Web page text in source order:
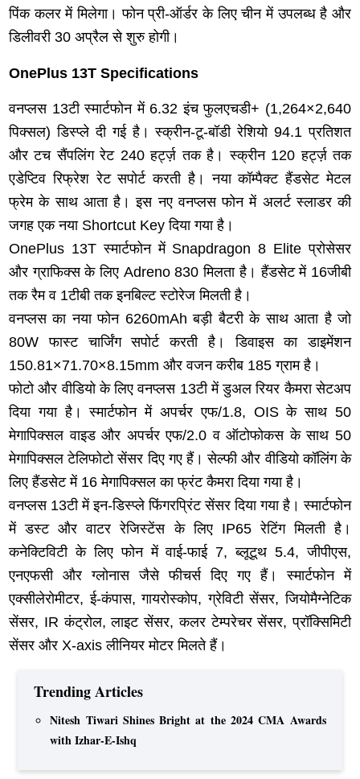
पिंक कलर में मिलेगा। फोन प्री-ऑर्डर के लिए चीन में उपलब्ध है और
डिलीवरी 30 अप्रैल से शुरु होगी।
OnePlus 13T Specifications
वनप्लस 13टी स्मार्टफोन में 6.32 इंच फुलएचडी+ (1,264×2,640
पिक्सल) डिस्प्ले दी गई है। स्क्रीन-टू-बॉडी रेशियो 94.1 प्रतिशत
और टच सैंपलिंग रेट 240 हर्ट्ज़ तक है। स्क्रीन 120 हर्ट्ज़ तक
एडेप्टिव रिफ्रेश रेट सपोर्ट करती है। नया कॉम्पैक्ट हैंडसेट मेटल
फ्रेम के साथ आता है। इस नए वनप्लस फोन में अलर्ट स्लाडर की
जगह एक नया Shortcut Key दिया गया है।
OnePlus 13T स्मार्टफोन में Snapdragon 8 Elite प्रोसेसर
और ग्राफिक्स के लिए Adreno 830 मिलता है। हैंडसेट में 16जीबी
तक रैम व 1टीबी तक इनबिल्ट स्टोरेज मिलती है।
वनप्लस का नया फोन 6260mAh बड़ी बैटरी के साथ आता है जो
80W फास्ट चार्जिंग सपोर्ट करती है। डिवाइस का डाइमेंशन
150.81×71.70×8.15mm और वजन करीब 185 ग्राम है।
फोटो और वीडियो के लिए वनप्लस 13टी में डुअल रियर कैमरा सेटअप
दिया गया है। स्मार्टफोन में अपर्चर एफ/1.8, OIS के साथ 50
मेगापिक्सल वाइड और अपर्चर एफ/2.0 व ऑटोफोकस के साथ 50
मेगापिक्सल टेलिफोटो सेंसर दिए गए हैं। सेल्फी और वीडियो कॉलिंग के
लिए हैंडसेट में 16 मेगापिक्सल का फ्रंट कैमरा दिया गया है।
वनप्लस 13टी में इन-डिस्प्ले फिंगरप्रिंट सेंसर दिया गया है। स्मार्टफोन
में डस्ट और वाटर रेजिस्टेंस के लिए IP65 रेटिंग मिलती है।
कनेक्टिविटी के लिए फोन में वाई-फाई 7, ब्लूटूथ 5.4, जीपीएस,
एनएफसी और ग्लोनास जैसे फीचर्स दिए गए हैं। स्मार्टफोन में
एक्सीलेरोमीटर, ई-कंपास, गायरोस्कोप, ग्रेविटी सेंसर, जियोमैग्नेटिक
सेंसर, IR कंट्रोल, लाइट सेंसर, कलर टेम्परेचर सेंसर, प्रॉक्सिमिटी
सेंसर और X-axis लीनियर मोटर मिलते हैं।
Trending Articles
Nitesh Tiwari Shines Bright at the 2024 CMA Awards
with Izhar-E-Ishq